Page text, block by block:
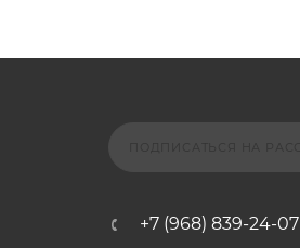
+7 (968) 839-24-07